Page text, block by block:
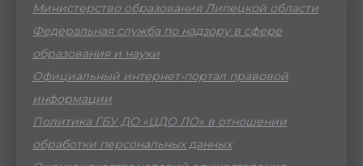
Министерство образования Липецкой области
Федеральная служба по надзору в сфере
образования и науки
Официальный интернет-портал правовой
информации
Политика ГБУ ДО «ЦДО ЛО» в отношении
обработки персональных данных